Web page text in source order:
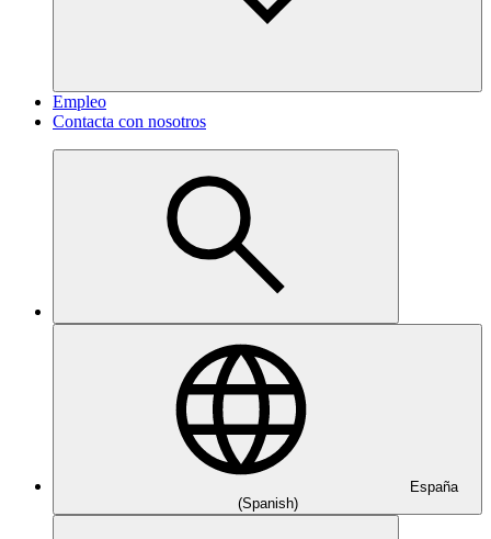
Empleo
Contacta con nosotros
España
(Spanish)